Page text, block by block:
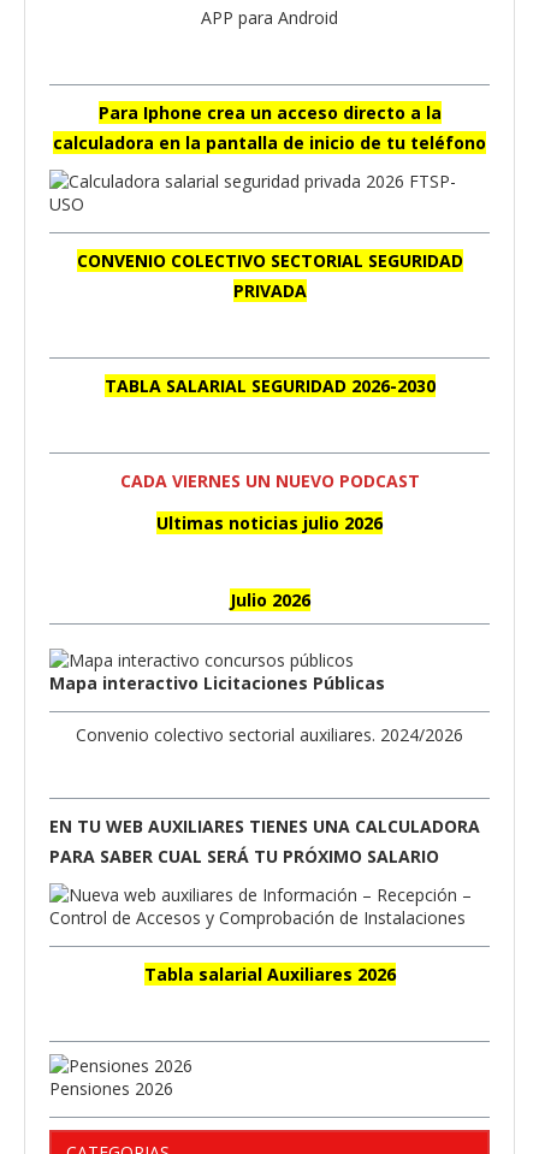
APP para Android
Para Iphone crea un acceso directo a la
calculadora en la pantalla de inicio de tu teléfono
CONVENIO COLECTIVO SECTORIAL SEGURIDAD
PRIVADA
TABLA SALARIAL SEGURIDAD 2026-2030
CADA VIERNES UN NUEVO PODCAST
Ultimas noticias julio 2026
Julio 2026
Mapa interactivo Licitaciones Públicas
Convenio colectivo sectorial auxiliares. 2024/2026
EN TU WEB AUXILIARES TIENES UNA CALCULADORA
PARA SABER CUAL SERÁ TU PRÓXIMO SALARIO
Tabla salarial Auxiliares 2026
Pensiones 2026